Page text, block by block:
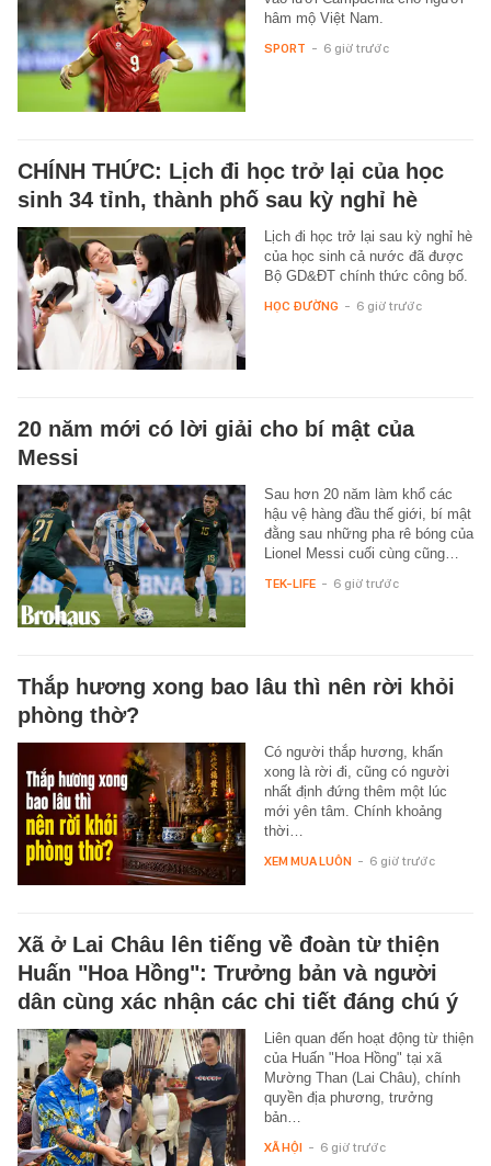
hâm mộ Việt Nam.
SPORT - 6 giờ trước
CHÍNH THỨC: Lịch đi học trở lại của học
sinh 34 tỉnh, thành phố sau kỳ nghỉ hè
Lịch đi học trở lại sau kỳ nghỉ hè
của học sinh cả nước đã được
Bộ GD&ĐT chính thức công bố.
HỌC ĐƯỜNG - 6 giờ trước
20 năm mới có lời giải cho bí mật của
Messi
Sau hơn 20 năm làm khổ các
hậu vệ hàng đầu thế giới, bí mật
đằng sau những pha rê bóng của
Lionel Messi cuối cùng cũng…
TEK-LIFE - 6 giờ trước
Thắp hương xong bao lâu thì nên rời khỏi
phòng thờ?
Có người thắp hương, khấn
xong là rời đi, cũng có người
nhất định đứng thêm một lúc
mới yên tâm. Chính khoảng
thời…
XEM MUA LUÔN - 6 giờ trước
Xã ở Lai Châu lên tiếng về đoàn từ thiện
Huấn "Hoa Hồng": Trưởng bản và người
dân cùng xác nhận các chi tiết đáng chú ý
Liên quan đến hoạt động từ thiện
của Huấn "Hoa Hồng" tại xã
Mường Than (Lai Châu), chính
quyền địa phương, trưởng
bản…
XÃ HỘI - 6 giờ trước